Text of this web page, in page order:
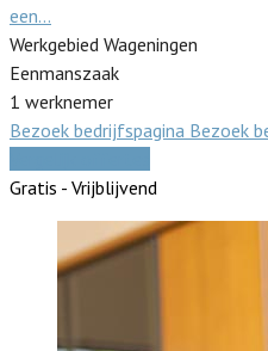
een…
Werkgebied Wageningen
Eenmanszaak
1 werknemer
Bezoek bedrijfspagina Bezoek
Gratis - Vrijblijvend